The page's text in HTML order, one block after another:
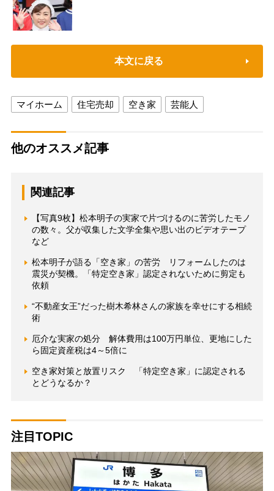
本文に戻る
マイホーム 住宅売却 空き家 芸能人
他のオススメ記事
関連記事
【写真9枚】松本明子の実家で片づけるのに苦労したモノ
の数々。父が収集した文学全集や思い出のビデオテープ
など
松本明子が語る「空き家」の苦労 リフォームしたのは
震災が契機。「特定空き家」認定されないために剪定も
依頼
“不動産女王”だった樹木希林さんの家族を幸せにする相続
術
厄介な実家の処分 解体費用は100万円単位、更地にした
ら固定資産税は4～5倍に
空き家対策と放置リスク 「特定空き家」に認定される
とどうなるか？
注目TOPIC